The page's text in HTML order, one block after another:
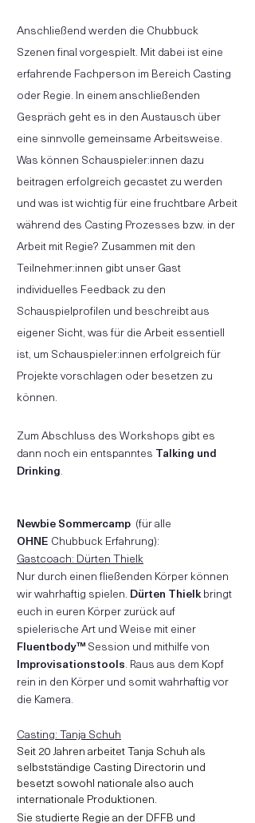
Anschließend werden die Chubbuck
Szenen final vorgespielt. Mit dabei ist eine
erfahrende Fachperson im Bereich Casting
oder Regie. In einem anschließenden
Gespräch geht es in den Austausch über
eine sinnvolle gemeinsame Arbeitsweise.
Was können Schauspieler:innen dazu
beitragen erfolgreich gecastet zu werden
und was ist wichtig für eine fruchtbare Arbeit
während des Casting Prozesses bzw. in der
Arbeit mit Regie? Zusammen mit den
Teilnehmer:innen gibt unser Gast
individuelles Feedback zu den
Schauspielprofilen und beschreibt aus
eigener Sicht, was für die Arbeit essentiell
ist, um Schauspieler:innen erfolgreich für
Projekte vorschlagen oder besetzen zu
können.
Zum Abschluss des Workshops gibt es
dann noch ein entspanntes Talking und
Drinking.
Newbie Sommercamp (für alle
OHNE Chubbuck Erfahrung):
Gastcoach: Dürten Thielk
Nur durch einen fließenden Körper können
wir wahrhaftig spielen. Dürten Thielkbringt
euch in euren Körper zurück auf
spielerische Art und Weise mit einer
Fluentbody™ Session und mithilfe von
Improvisationstools. Raus aus dem Kopf
rein in den Körper und somit wahrhaftig vor
die Kamera.
Casting: Tanja Schuh
Seit 20 Jahren arbeitet Tanja Schuh als
selbstständige Casting Directorin und
besetzt sowohl nationale also auch
internationale Produktionen.
Sie studierte Regie an der DFFB und